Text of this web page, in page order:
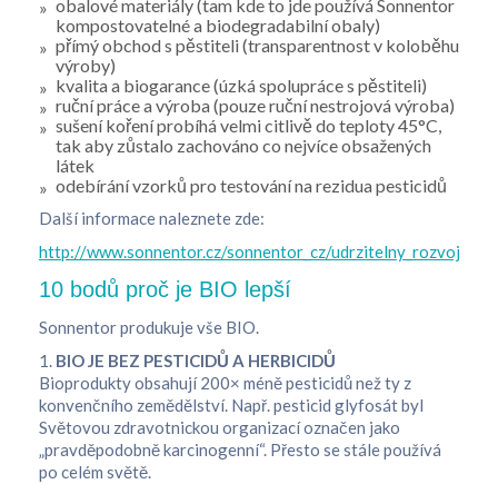
obalové materiály (tam kde to jde používá Sonnentor
kompostovatelné a biodegradabilní obaly)
přímý obchod s pěstiteli (transparentnost v koloběhu
výroby)
kvalita a biogarance (úzká spolupráce s pěstiteli)
ruční práce a výroba (pouze ruční nestrojová výroba)
sušení koření probíhá velmi citlivě do teploty 45°C,
tak aby zůstalo zachováno co nejvíce obsažených
látek
odebírání vzorků pro testování na rezidua pesticidů
Další informace naleznete zde:
http://www.sonnentor.cz/sonnentor_cz/udrzitelny_rozvoj/
10 bodů proč je BIO lepší
Sonnentor produkuje vše BIO.
1. BIO JE BEZ PESTICIDŮ A HERBICIDŮ
Bioprodukty obsahují 200× méně pesticidů než ty z
konvenčního zemědělství. Např. pesticid glyfosát byl
Světovou zdravotnickou organizací označen jako
„pravděpodobně karcinogenní“. Přesto se stále používá
po celém světě.